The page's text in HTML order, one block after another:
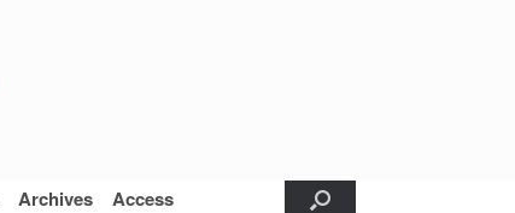
Archives Access